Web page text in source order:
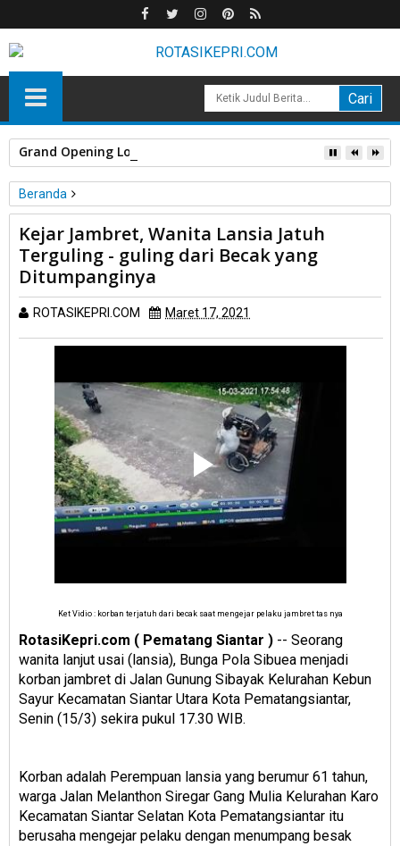
Grand Opening Loong KTV di One Mall Batam Center,
Beranda
Pematang Siantar
Peristiwa
Kejar Jambret, Wanita Lansia Jatuh Terguling - guling dari Becak
yang Ditumpanginya
Kejar Jambret, Wanita Lansia Jatuh
Terguling - guling dari Becak yang
Ditumpanginya
ROTASIKEPRI.COM Maret 17, 2021
Ket Vidio : korban terjatuh dari becak saat mengejar pelaku jambret tas nya
RotasiKepri.com ( Pematang Siantar ) -- Seorang
wanita lanjut usai (lansia), Bunga Pola Sibuea menjadi
korban jambret di Jalan Gunung Sibayak Kelurahan Kebun
Sayur Kecamatan Siantar Utara Kota Pematangsiantar,
Senin (15/3) sekira pukul 17.30 WIB.
Korban adalah Perempuan lansia yang berumur 61 tahun,
warga Jalan Melanthon Siregar Gang Mulia Kelurahan Karo
Kecamatan Siantar Selatan Kota Pematangsiantar itu
berusaha mengejar pelaku dengan menumpang besak